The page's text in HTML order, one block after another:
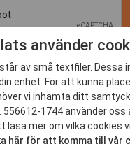
använder
av små textfiler. Dessa
enhet. För att kunna
vi inhämta ditt
556612-1744 använder oss
läsa mer om vilka cookies
här för att komma till vår